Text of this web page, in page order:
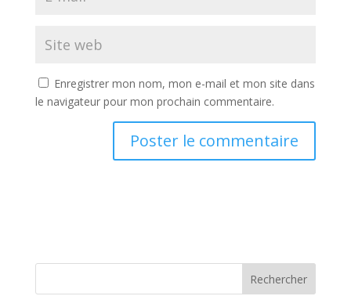
Enregistrer mon nom, mon e-mail et mon site dans
le navigateur pour mon prochain commentaire.